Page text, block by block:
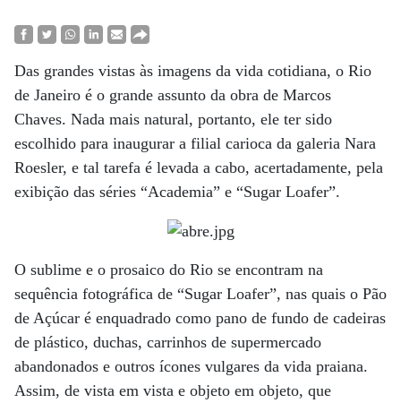
Das grandes vistas às imagens da vida cotidiana, o Rio
de Janeiro é o grande assunto da obra de Marcos
Chaves. Nada mais natural, portanto, ele ter sido
escolhido para inaugurar a filial carioca da galeria Nara
Roesler, e tal tarefa é levada a cabo, acertadamente, pela
exibição das séries “Academia” e “Sugar Loafer”.
O sublime e o prosaico do Rio se encontram na
sequência fotográfica de “Sugar Loafer”, nas quais o Pão
de Açúcar é enquadrado como pano de fundo de cadeiras
de plástico, duchas, carrinhos de supermercado
abandonados e outros ícones vulgares da vida praiana.
Assim, de vista em vista e objeto em objeto, que